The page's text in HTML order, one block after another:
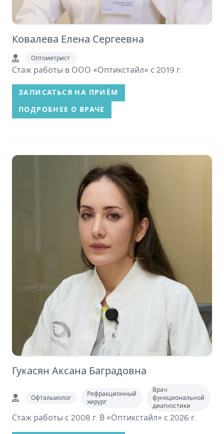
Ковалева Елена Сергеевна
Оптометрист
Стаж работы в ООО «Оптикстайл» с 2019 г.
ЗАПИСАТЬСЯ НА ПРИЁМ
ПОДРОБНЕЕ О ВРАЧЕ
Гукасян Аксана Баградовна
Офтальмолог
Рефракционный
хирург
Врач
функциональной
диагностики
Стаж работы с 2008 г. В «Оптикстайл» с 2026 г.